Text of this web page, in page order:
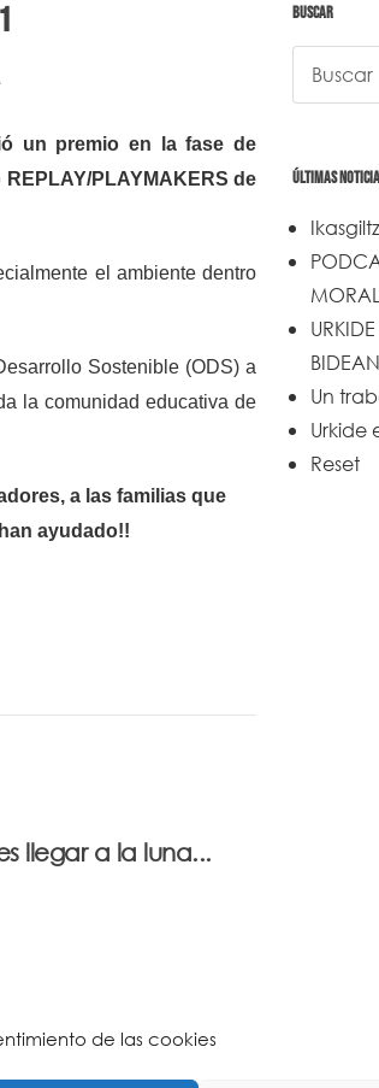
de las cookies
un premio en la fase de
REPLAY/PLAYMAKERS de
el ambiente dentro
Sostenible (ODS) a
la comunidad educativa de
a las familias que
ayudado!!
llegar a la luna...
BUSCAR
ÚLTIMAS
Un
Urkide
Reset